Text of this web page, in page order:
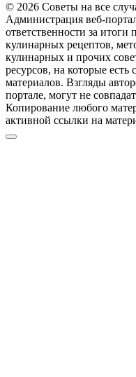
© 2026 Советы на все
Администрация веб-
ответственности за
кулинарных рецептов,
кулинарных и прочих
ресурсов, на которые
материалов. Взгляды
портале, могут не
Копирование любого
активной ссылки на